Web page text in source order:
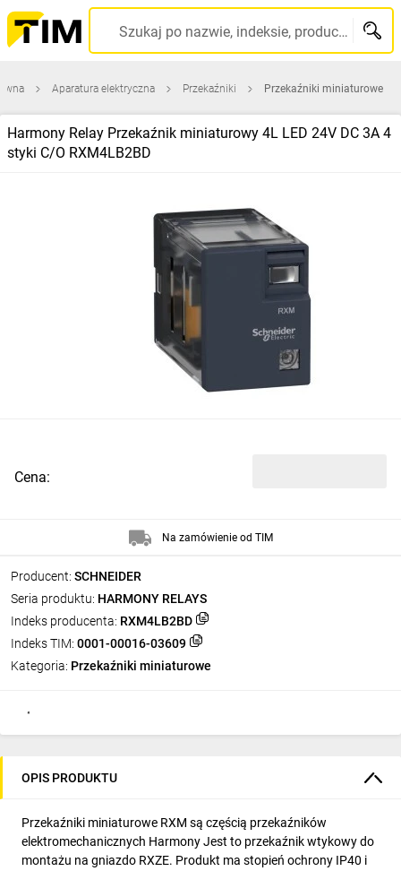
Szukaj po nazwie, indeksie, producencie, kodzie kreskowym...
Aparatura elektryczna Przekaźniki Przekaźniki miniaturowe
Harmony Relay Przekaźnik miniaturowy 4L LED 24V DC 3A 4
styki C/O RXM4LB2BD
Producent: SCHNEIDER
Seria produktu: HARMONY RELAYS
Indeks producenta: RXM4LB2BD
Indeks TIM: 0001-00016-03609
Kategoria: Przekaźniki miniaturowe
Cena:
Na zamówienie od TIM
OPIS PRODUKTU
Przekaźniki miniaturowe RXM są częścią przekaźników
elektromechanicznych Harmony Jest to przekaźnik wtykowy do
montażu na gniazdo RXZE. Produkt ma stopień ochrony IP40 i